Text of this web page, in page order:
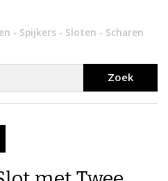
- Spijkers - Sloten - Scharen
Zoek